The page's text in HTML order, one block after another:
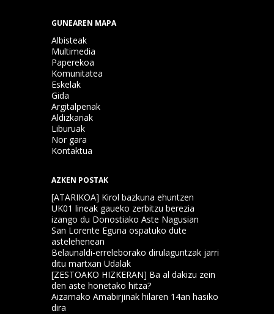
GUNEAREN MAPA
Albisteak
Multimedia
Paperekoa
Komunitatea
Eskelak
Gida
Argitalpenak
Aldizkariak
Liburuak
Nor gara
Kontaktua
AZKEN POSTAK
[ATARIKOA] Kirol bazkuna ehuntzen
UK01 lineak gaueko zerbitzu berezia
izango du Donostiako Aste Nagusian
San Lorente Eguna ospatuko dute
astelehenean
Belaunaldi-erreleborako dirulaguntzak jarri
ditu martxan Udalak
[ZESTOAKO HIZKERAN] Ba al dakizu zein
den aste honetako hitza?
Aizarnako Amabirjinak hilaren 14an hasiko
dira